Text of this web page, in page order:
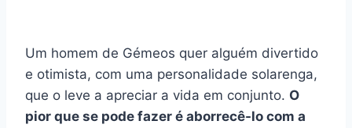
Um homem de Gémeos quer alguém divertido
e otimista, com uma personalidade solarenga,
que o leve a apreciar a vida em conjunto. O
pior que se pode fazer é aborrecê-lo com a